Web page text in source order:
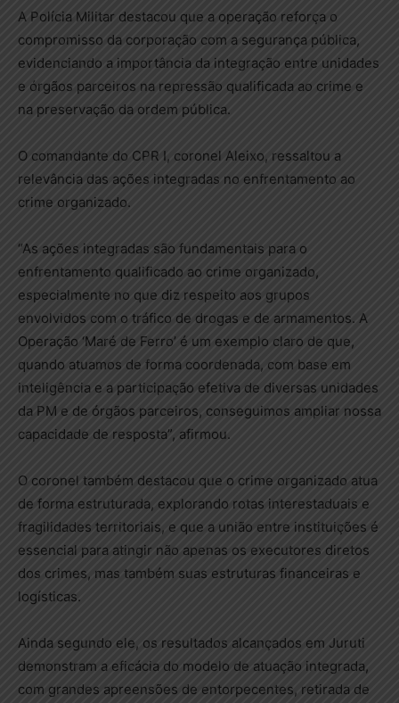
A Polícia Militar destacou que a operação reforça o
compromisso da corporação com a segurança pública,
evidenciando a importância da integração entre unidades
e órgãos parceiros na repressão qualificada ao crime e
na preservação da ordem pública.
O comandante do CPR I, coronel Aleixo, ressaltou a
relevância das ações integradas no enfrentamento ao
crime organizado.
“As ações integradas são fundamentais para o
enfrentamento qualificado ao crime organizado,
especialmente no que diz respeito aos grupos
envolvidos com o tráfico de drogas e de armamentos. A
Operação ‘Maré de Ferro’ é um exemplo claro de que,
quando atuamos de forma coordenada, com base em
inteligência e a participação efetiva de diversas unidades
da PM e de órgãos parceiros, conseguimos ampliar nossa
capacidade de resposta”, afirmou.
O coronel também destacou que o crime organizado atua
de forma estruturada, explorando rotas interestaduais e
fragilidades territoriais, e que a união entre instituições é
essencial para atingir não apenas os executores diretos
dos crimes, mas também suas estruturas financeiras e
logísticas.
Ainda segundo ele, os resultados alcançados em Juruti
demonstram a eficácia do modelo de atuação integrada,
com grandes apreensões de entorpecentes, retirada de